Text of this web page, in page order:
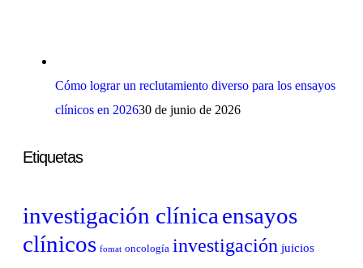
Cómo lograr un reclutamiento diverso para los ensayos
clínicos en 202630 de junio de 2026
Etiquetas
investigación clínica ensayos
clínicos fomat oncología investigación juicios